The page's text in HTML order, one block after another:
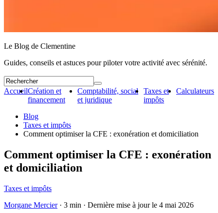
Le Blog de Clementine
Guides, conseils et astuces pour piloter votre activité avec sérénité.
AccueilCréation et
financement
Comptabilité, social
et juridique
Taxes et
impôts
Calculateurs
Blog
Taxes et impôts
Comment optimiser la CFE : exonération et domiciliation
Comment optimiser la CFE : exonération
et domiciliation
Taxes et impôts
Morgane Mercier· 3 min · Dernière mise à jour le 4 mai 2026